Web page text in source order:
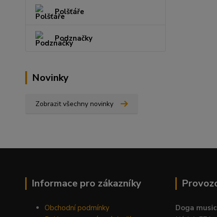
Polšťáře
Podznačky
Novinky
Zobrazit všechny novinky
Informace pro zákazníky
Obchodní podmínky
Doga